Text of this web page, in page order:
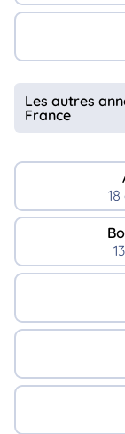
Les autres
France